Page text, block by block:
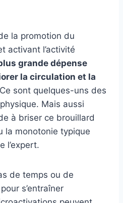
la promotion du
activant l’activité
grande dépense
la circulation et la
sont quelques-uns des
Mais aussi
à briser ce brouillard
la monotonie typique
l’expert.
de temps ou de
s’entraîner